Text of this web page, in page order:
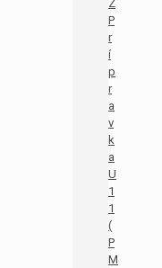
Z
P
r
í
p
r
a
v
k
a
U
1
1
(
P
M